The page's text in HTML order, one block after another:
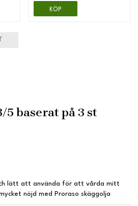
KÖP
/5 baserat på 3 st
lätt att använda för att vårda mitt
nöjd med Proraso skäggolja